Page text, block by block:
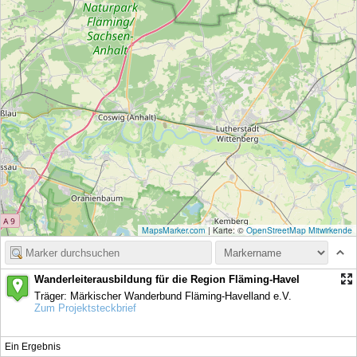
MapsMarker.com | Karte: © OpenStreetMap Mitwirkende
Wanderleiterausbildung für die Region Fläming-Havel
Träger: Märkischer Wanderbund Fläming-Havelland e.V.
Zum Projektsteckbrief
Ein Ergebnis